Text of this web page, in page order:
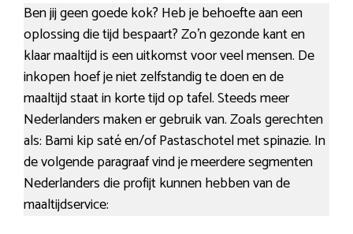
Ben jij geen goede kok? Heb je behoefte aan een
oplossing die tijd bespaart? Zo’n gezonde kant en
klaar maaltijd is een uitkomst voor veel mensen. De
inkopen hoef je niet zelfstandig te doen en de
maaltijd staat in korte tijd op tafel. Steeds meer
Nederlanders maken er gebruik van. Zoals gerechten
als: Bami kip saté en/of Pastaschotel met spinazie. In
de volgende paragraaf vind je meerdere segmenten
Nederlanders die profijt kunnen hebben van de
maaltijdservice: